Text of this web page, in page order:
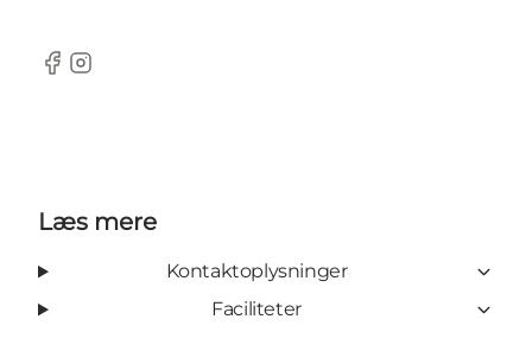
Facebook
Instagram
Læs mere
Kontaktoplysninger
Faciliteter